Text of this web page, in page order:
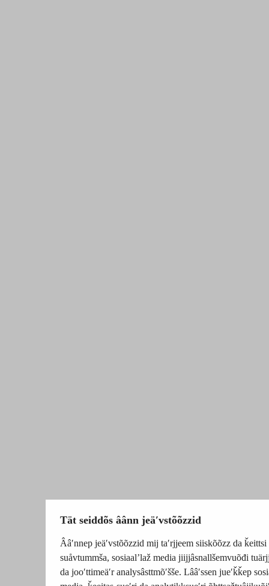
Tät seiddõs âânn jeäʹvstõõzzid
Ââʹnnep jeäʹvstõõzzid mij taʹrjjeem siiskõõzz da ǩeittsi
suåvtummša, sosiaalʼlaž media jiijjâsnallšemvuõđi
da jooʹttimeäʹr analysâsttmõʹšše. Lââʹssen jueʹǩǩep